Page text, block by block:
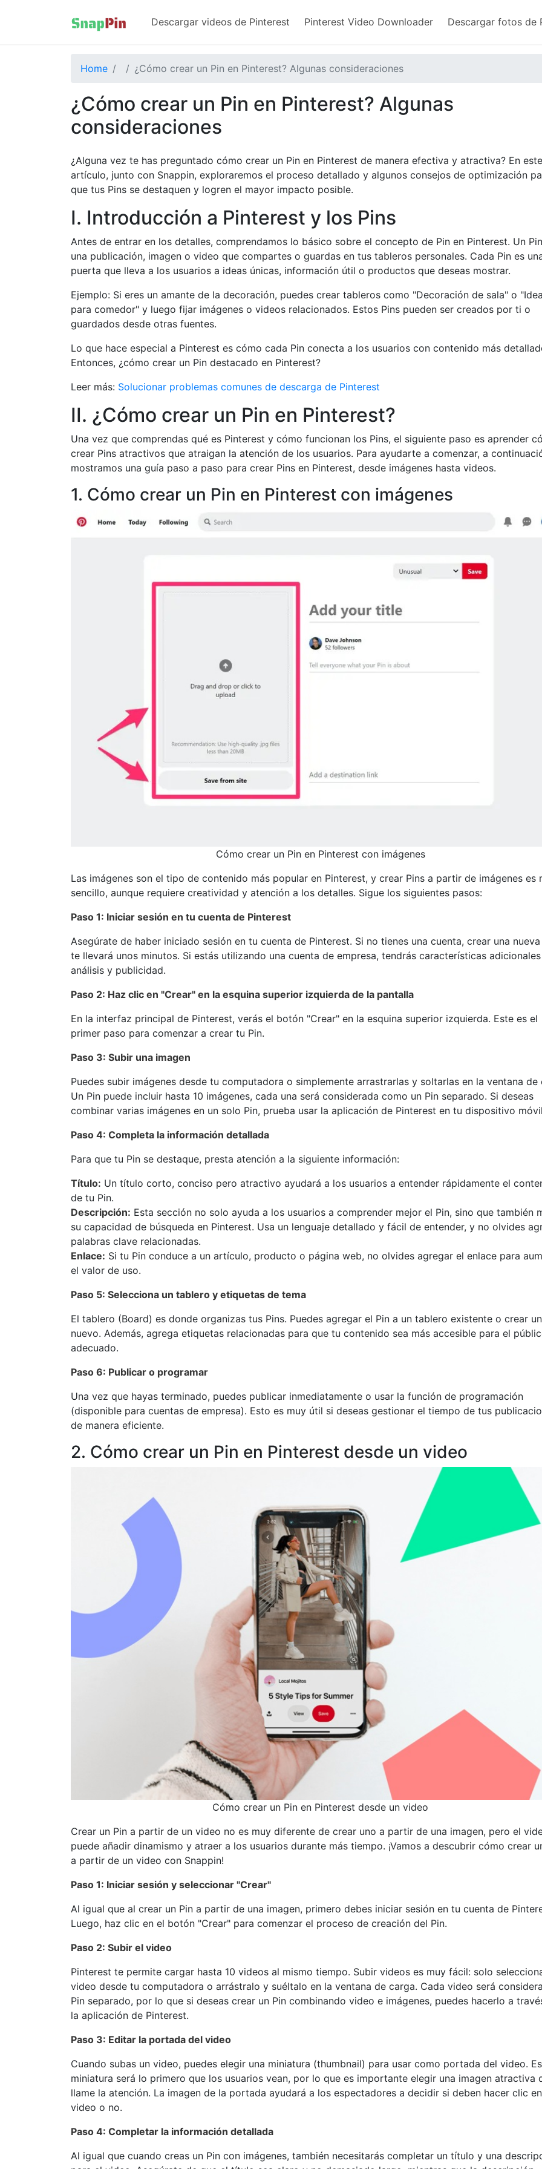
Descargar videos de Pinterest​ Pinterest Video Downloader Descargar fotos de
Home ¿Cómo crear un Pin en Pinterest? Algunas consideraciones
¿Cómo crear un Pin en Pinterest? Algunas
consideraciones
¿Alguna vez te has preguntado cómo crear un Pin en Pinterest de manera efectiva y atractiva? En este
artículo, junto con Snappin, exploraremos el proceso detallado y algunos consejos de optimización
que tus Pins se destaquen y logren el mayor impacto posible.
I. Introducción a Pinterest y los Pins
Antes de entrar en los detalles, comprendamos lo básico sobre el concepto de Pin en Pinterest. Un
una publicación, imagen o video que compartes o guardas en tus tableros personales. Cada Pin es
puerta que lleva a los usuarios a ideas únicas, información útil o productos que deseas mostrar.
Ejemplo: Si eres un amante de la decoración, puedes crear tableros como "Decoración de sala" o
para comedor" y luego fijar imágenes o videos relacionados. Estos Pins pueden ser creados por ti o
guardados desde otras fuentes.
Lo que hace especial a Pinterest es cómo cada Pin conecta a los usuarios con contenido más
Entonces, ¿cómo crear un Pin destacado en Pinterest?
Leer más: Solucionar problemas comunes de descarga de Pinterest
II. ¿Cómo crear un Pin en Pinterest?
Una vez que comprendas qué es Pinterest y cómo funcionan los Pins, el siguiente paso es aprender
crear Pins atractivos que atraigan la atención de los usuarios. Para ayudarte a comenzar, a
mostramos una guía paso a paso para crear Pins en Pinterest, desde imágenes hasta videos.
1. Cómo crear un Pin en Pinterest con imágenes
Cómo crear un Pin en Pinterest con imágenes
Las imágenes son el tipo de contenido más popular en Pinterest, y crear Pins a partir de imágenes es
sencillo, aunque requiere creatividad y atención a los detalles. Sigue los siguientes pasos:
Paso 1: Iniciar sesión en tu cuenta de Pinterest
Asegúrate de haber iniciado sesión en tu cuenta de Pinterest. Si no tienes una cuenta, crear una
te llevará unos minutos. Si estás utilizando una cuenta de empresa, tendrás características
análisis y publicidad.
Paso 2: Haz clic en "Crear" en la esquina superior izquierda de la pantalla
En la interfaz principal de Pinterest, verás el botón "Crear" en la esquina superior izquierda. Este es el
primer paso para comenzar a crear tu Pin.
Paso 3: Subir una imagen
Puedes subir imágenes desde tu computadora o simplemente arrastrarlas y soltarlas en la ventana de
Un Pin puede incluir hasta 10 imágenes, cada una será considerada como un Pin separado. Si deseas
combinar varias imágenes en un solo Pin, prueba usar la aplicación de Pinterest en tu dispositivo
Paso 4: Completa la información detallada
Para que tu Pin se destaque, presta atención a la siguiente información:
Título: Un título corto, conciso pero atractivo ayudará a los usuarios a entender rápidamente el
de tu Pin.
Descripción: Esta sección no solo ayuda a los usuarios a comprender mejor el Pin, sino que también
su capacidad de búsqueda en Pinterest. Usa un lenguaje detallado y fácil de entender, y no olvides
palabras clave relacionadas.
Enlace: Si tu Pin conduce a un artículo, producto o página web, no olvides agregar el enlace para
el valor de uso.
Paso 5: Selecciona un tablero y etiquetas de tema
El tablero (Board) es donde organizas tus Pins. Puedes agregar el Pin a un tablero existente o crear
nuevo. Además, agrega etiquetas relacionadas para que tu contenido sea más accesible para el
adecuado.
Paso 6: Publicar o programar
Una vez que hayas terminado, puedes publicar inmediatamente o usar la función de programación
(disponible para cuentas de empresa). Esto es muy útil si deseas gestionar el tiempo de tus
de manera eficiente.
2. Cómo crear un Pin en Pinterest desde un video
Cómo crear un Pin en Pinterest desde un video
Crear un Pin a partir de un video no es muy diferente de crear uno a partir de una imagen, pero el
puede añadir dinamismo y atraer a los usuarios durante más tiempo. ¡Vamos a descubrir cómo crear
a partir de un video con Snappin!
Paso 1: Iniciar sesión y seleccionar "Crear"
Al igual que al crear un Pin a partir de una imagen, primero debes iniciar sesión en tu cuenta de
Luego, haz clic en el botón "Crear" para comenzar el proceso de creación del Pin.
Paso 2: Subir el video
Pinterest te permite cargar hasta 10 videos al mismo tiempo. Subir videos es muy fácil: solo
video desde tu computadora o arrástralo y suéltalo en la ventana de carga. Cada video será
Pin separado, por lo que si deseas crear un Pin combinando video e imágenes, puedes hacerlo a
la aplicación de Pinterest.
Paso 3: Editar la portada del video
Cuando subas un video, puedes elegir una miniatura (thumbnail) para usar como portada del video.
miniatura será lo primero que los usuarios vean, por lo que es importante elegir una imagen atractiva
llame la atención. La imagen de la portada ayudará a los espectadores a decidir si deben hacer clic
video o no.
Paso 4: Completar la información detallada
Al igual que cuando creas un Pin con imágenes, también necesitarás completar un título y una